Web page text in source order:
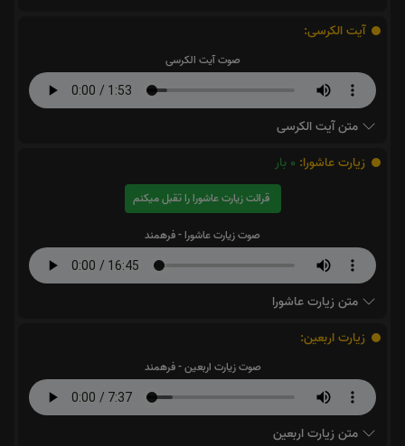
آیت الکرسی:
صوت آیت الکرسی
متن آیت الکرسی
زیارت عاشورا: 0 بار
قرائت زیارت عاشورا را تقبل میکنم
صوت زیارت عاشورا - فرهمند
متن زیارت عاشورا
زیارت اربعین:
صوت زیارت اربعین - فرهمند
متن زیارت اربعین